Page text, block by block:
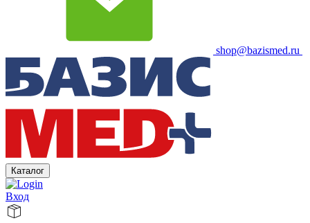
shop@bazismed.ru
Каталог
Вход